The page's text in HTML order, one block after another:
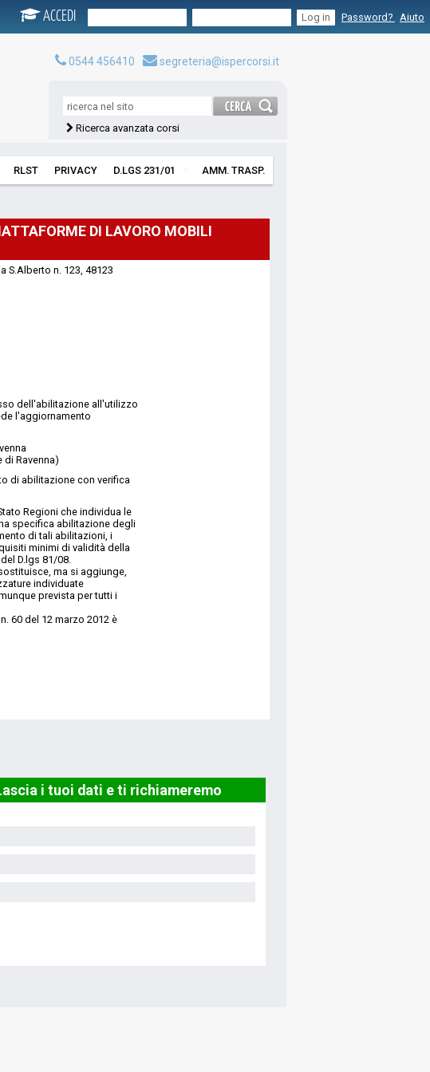
ACCEDI Password? Aiuto
0544 456410 segreteria@ispercorsi.it
Ricerca avanzata corsi
RLST PRIVACY D.LGS 231/01 AMM. TRASP.
DI LAVORO MOBILI
S.Alberto n. 123, 48123
dell'abilitazione all'utilizzo
l'aggiornamento
di Ravenna)
di abilitazione con verifica
Regioni che individua le
specifica abilitazione degli
di tali abilitazioni, i
minimi di validità della
D.lgs 81/08.
ma si aggiunge,
individuate
prevista per tutti i
60 del 12 marzo 2012 è
i tuoi dati e ti richiameremo